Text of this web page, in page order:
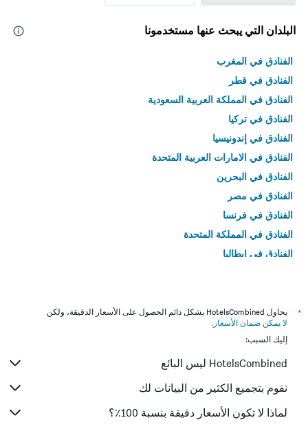
البلدان التي يبحث عنها مستخدمونا
الفنادق في المغرب
الفنادق في قطر
الفنادق في المملكة العربية السعودية
الفنادق في تركيا
الفنادق في إندونيسيا
الفنادق في الامارات العربية المتحدة
الفنادق في البحرين
الفنادق في مصر
الفنادق في فرنسا
الفنادق في المملكة المتحدة
الفنادق في إيطاليا
*
يحاول HotelsCombined بشكل دائم الحصول على الأسعار الدقيقة، ولكن
لا يمكن ضمان الأسعار .
إليك السبب:
HotelsCombined ليس البائع
نقوم بتجميع الكثير من البيانات لك
لماذا لا تكون الأسعار دقيقة بنسبة 100٪؟